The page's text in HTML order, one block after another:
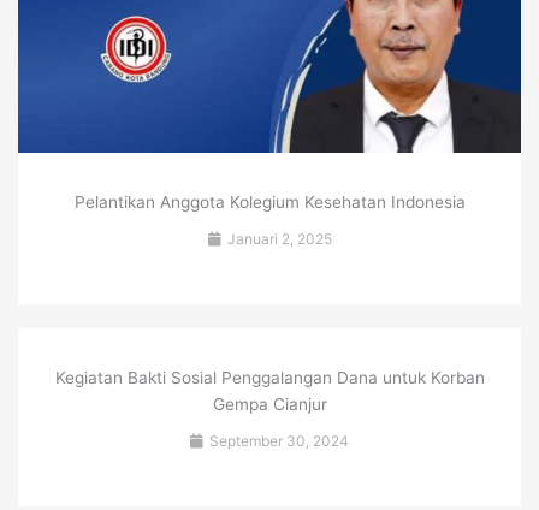
Pelantikan Anggota Kolegium Kesehatan Indonesia
Januari 2, 2025
Kegiatan Bakti Sosial Penggalangan Dana untuk Korban
Gempa Cianjur
September 30, 2024